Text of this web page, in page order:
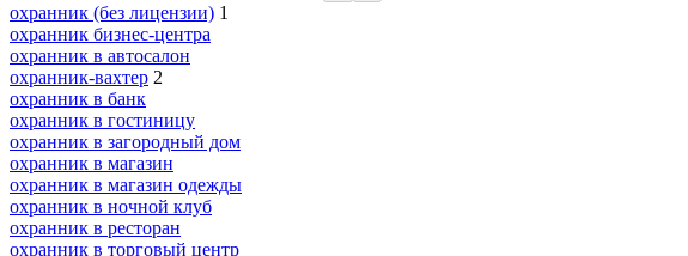
охранник (без лицензии) 1
охранник бизнес-центра
охранник в автосалон
охранник-вахтер 2
охранник в банк
охранник в гостиницу
охранник в загородный дом
охранник в магазин
охранник в магазин одежды
охранник в ночной клуб
охранник в ресторан
охранник в торговый центр